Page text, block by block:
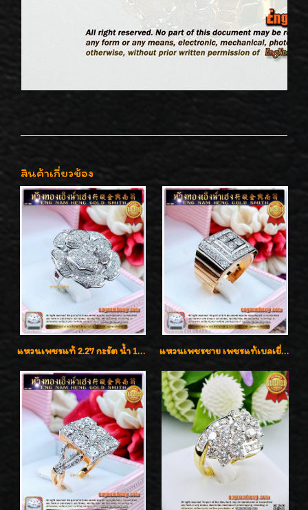
สินค้าเกี่ยวข้อง
แหวนเพชรแท้ 2.27 กะรัต น้ำ 100% เบลเยี่ยมคัท ลวดลายดอกกุหลาบหรู แหวนเพชรชาย เพชรแท้เบลเยี่ยมคัท น้ำ100% D-Color/VVS 2.46 กะรัต